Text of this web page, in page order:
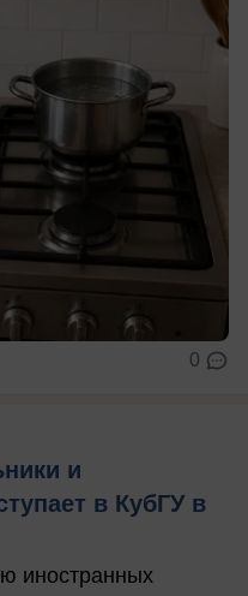
0
и
в КубГУ в
иностранных